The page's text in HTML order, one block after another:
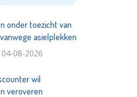
onder toezicht van
asielplekken
08-2026
wil
veroveren